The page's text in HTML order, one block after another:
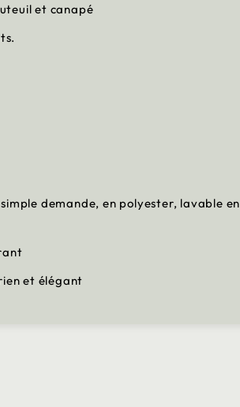
et canapé
demande, en polyester, lavable en
et élégant